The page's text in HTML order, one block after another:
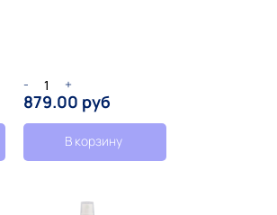
- +
879.00 руб
В корзину